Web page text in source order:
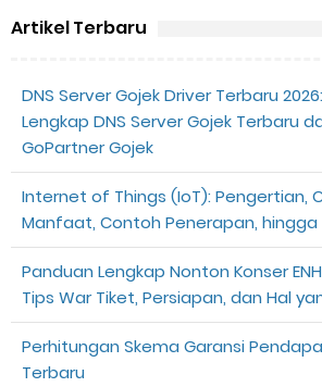
Artikel Terbaru
DNS Server Gojek Driver Terbaru
Lengkap DNS Server Gojek Terbaru
GoPartner Gojek
Internet of Things (IoT): Pengertian,
Manfaat, Contoh Penerapan, hingga
Panduan Lengkap Nonton Konser
Tips War Tiket, Persiapan, dan Hal
Perhitungan Skema Garansi
Terbaru